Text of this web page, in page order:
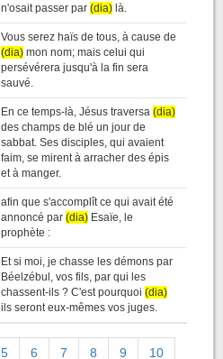
n'osait passer par (dia) là.
Vous serez haïs de tous, à cause de
(dia) mon nom; mais celui qui
persévérera jusqu'à la fin sera
sauvé.
En ce temps-là, Jésus traversa (dia)
des champs de blé un jour de
sabbat. Ses disciples, qui avaient
faim, se mirent à arracher des épis
et à manger.
afin que s'accomplît ce qui avait été
annoncé par (dia) Esaïe, le
prophète :
Et si moi, je chasse les démons par
Béelzébul, vos fils, par qui les
chassent-ils ? C'est pourquoi (dia)
ils seront eux-mêmes vos juges.
5 6 7 8 9 10